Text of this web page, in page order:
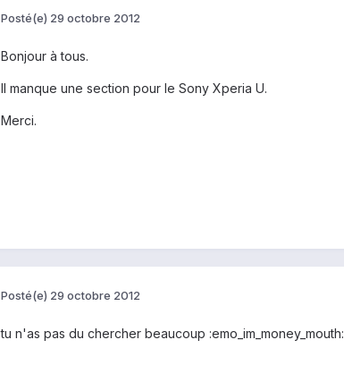
Posté(e) 29 octobre 2012
Bonjour à tous.
Il manque une section pour le Sony Xperia U.
Merci.
Posté(e) 29 octobre 2012
tu n'as pas du chercher beaucoup :emo_im_money_mouth: